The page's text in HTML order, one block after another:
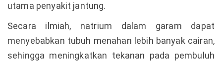
utama penyakit jantung.
Secara ilmiah, natrium dalam garam dapat
menyebabkan tubuh menahan lebih banyak cairan,
sehingga meningkatkan tekanan pada pembuluh